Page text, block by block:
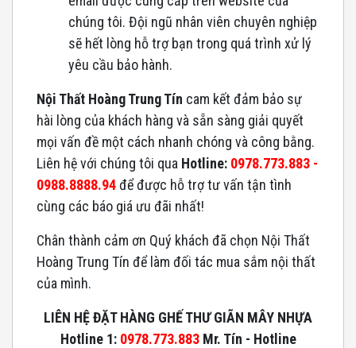
chúng tôi. Đội ngũ nhân viên chuyên nghiệp
sẽ hết lòng hỗ trợ bạn trong quá trình xử lý
yêu cầu bảo hành.
Nội Thất Hoàng Trung Tín cam kết đảm bảo sự
hài lòng của khách hàng và sẵn sàng giải quyết
mọi vấn đề một cách nhanh chóng và công bằng.
Liên hệ với chúng tôi qua Hotline: 0978.773.883 -
0988.8888.94để được hỗ trợ tư vấn tận tình
cùng các báo giá ưu đãi nhất!
Chân thành cảm ơn Quý khách đã chọn Nội Thất
Hoàng Trung Tín để làm đối tác mua sắm nội thất
của mình.
LIÊN HỆ ĐẶT HÀNG GHẾ THƯ GIÃN MÂY NHỰA
Hotline 1: 0978.773.883 Mr. Tín - Hotline